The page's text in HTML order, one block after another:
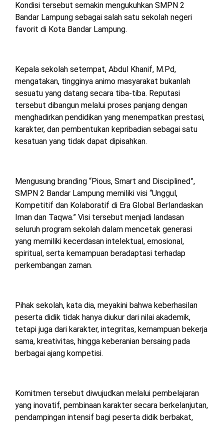
INFO
PERIKLANAN
KEBIJAKAN
PRIVASI
SOSIAL
MEDIA
PEDOMAN
MEDIA
SIBER
REDAKSI
TENTANG
KAMI
Kondisi tersebut semakin mengukuhkan SMPN 2
Bandar Lampung sebagai salah satu sekolah negeri
favorit di Kota Bandar Lampung.
Kepala sekolah setempat, Abdul Khanif, M.Pd,
mengatakan, tingginya animo masyarakat bukanlah
sesuatu yang datang secara tiba-tiba. Reputasi
tersebut dibangun melalui proses panjang dengan
menghadirkan pendidikan yang menempatkan prestasi,
karakter, dan pembentukan kepribadian sebagai satu
kesatuan yang tidak dapat dipisahkan.
Mengusung branding “Pious, Smart and Disciplined”,
SMPN 2 Bandar Lampung memiliki visi “Unggul,
Kompetitif dan Kolaboratif di Era Global Berlandaskan
Iman dan Taqwa.” Visi tersebut menjadi landasan
seluruh program sekolah dalam mencetak generasi
yang memiliki kecerdasan intelektual, emosional,
spiritual, serta kemampuan beradaptasi terhadap
perkembangan zaman.
Pihak sekolah, kata dia, meyakini bahwa keberhasilan
peserta didik tidak hanya diukur dari nilai akademik,
tetapi juga dari karakter, integritas, kemampuan bekerja
sama, kreativitas, hingga keberanian bersaing pada
berbagai ajang kompetisi.
Komitmen tersebut diwujudkan melalui pembelajaran
yang inovatif, pembinaan karakter secara berkelanjutan,
pendampingan intensif bagi peserta didik berbakat,